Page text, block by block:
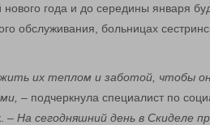
года и до середины января
обслуживания, больницах
их теплом и заботой, чтобы
– подчеркнула специалист по
– На сегодняшний день в Скиделе